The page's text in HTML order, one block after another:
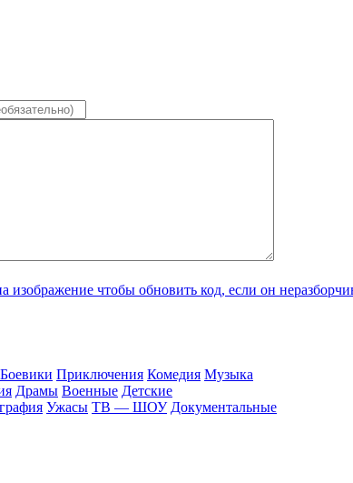
Бое­ви­ки При­клю­че­ния Ко­ме­дия Му­зы­ка
Дра­мы Во­ен­ные Дет­ские
Ужа­сы ТВ — ШОУ До­ку­мен­таль­ные